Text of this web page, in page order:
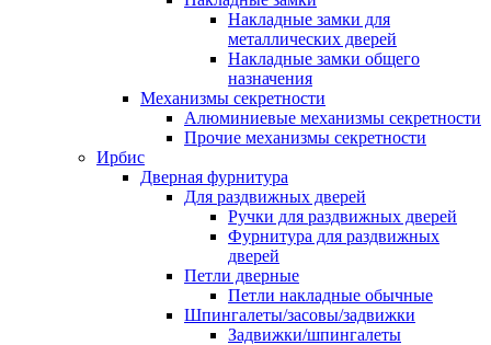
Накладные замки для
металлических дверей
Накладные замки общего
назначения
Механизмы секретности
Алюминиевые механизмы секретности
Прочие механизмы секретности
Ирбис
Дверная фурнитура
Для раздвижных дверей
Ручки для раздвижных дверей
Фурнитура для раздвижных
дверей
Петли дверные
Петли накладные обычные
Шпингалеты/засовы/задвижки
Задвижки/шпингалеты